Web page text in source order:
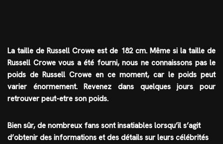
La taille de Russell Crowe est de 182 cm. Même si la taille de
Russell Crowe vous a été fourni, nous ne connaissons pas le
poids de Russell Crowe en ce moment, car le poids peut
varier énormement. Revenez dans quelques jours pour
retrouver peut-etre son poids.
Bien sûr, de nombreux fans sont insatiables lorsqu’il s’agit
d’obtenir des informations et des détails sur leurs célébrités